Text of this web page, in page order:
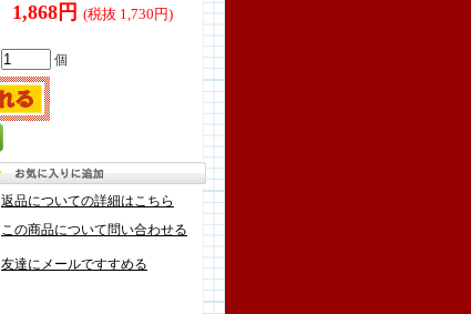
1,868円 (税抜 1,730円)
個
返品についての詳細はこちら
この商品について問い合わせる
友達にメールですすめる